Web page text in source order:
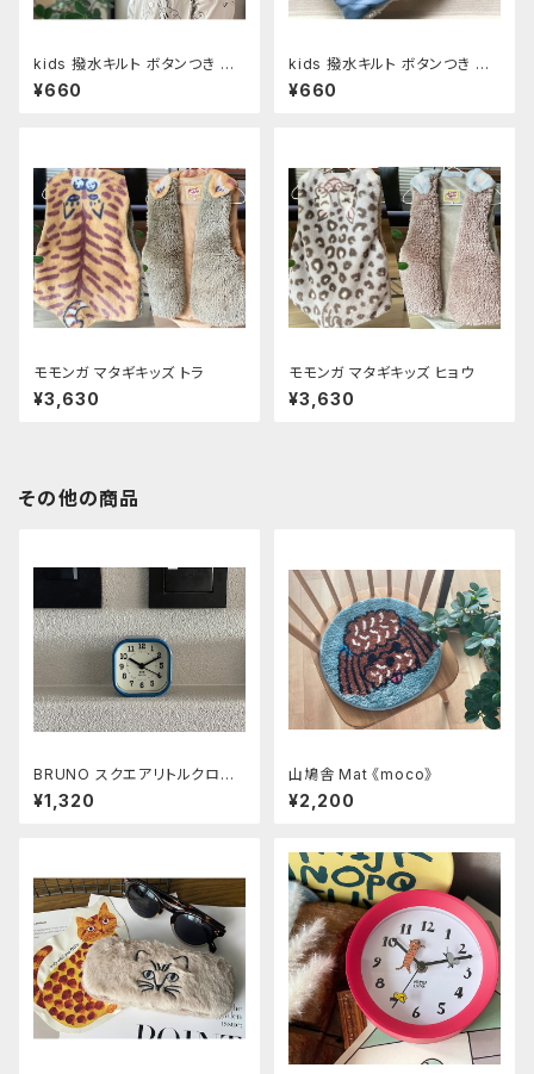
kids 撥水キルト ボタンつき ネ
ックウォーマー Navy
¥660
kids 撥水キルト ボタンつき ネ
ックウォーマー Smoke Blue
¥660
モモンガ マタギキッズ トラ
¥3,630
モモンガ マタギキッズ ヒョウ
¥3,630
その他の商品
BRUNO スクエアリトルクロッ
ク ブルー
¥1,320
山鳩舎 Mat 《moco》
¥2,200